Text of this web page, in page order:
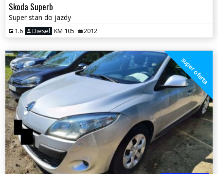
Skoda Superb
Super stan do jazdy
1.6 Diesel KM 105 2012
super oferta